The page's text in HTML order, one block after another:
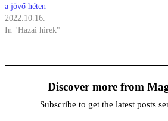
a jövő héten
2022.10.16.
In "Hazai hírek"
Discover more from
Subscribe to get the latest posts
Type your email…